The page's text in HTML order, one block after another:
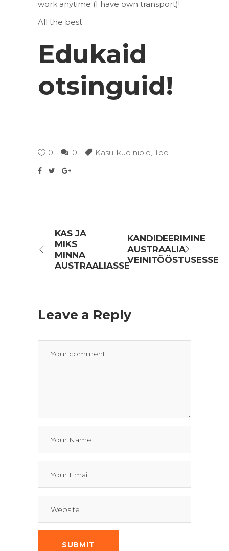
work anytime (I have own transport)!
All the best
Edukaid
otsinguid!
0 0 Kasulikud nipid Töö
KAS JA
MIKS
MINNA
AUSTRAALIASSE
KANDIDEERIMINE
AUSTRAALIA
VEINITÖÖSTUSESSE
Leave a Reply